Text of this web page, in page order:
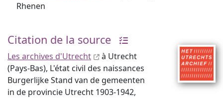
Rhenen
Citation de la source
Les archives d'Utrecht
à Utrecht
(Pays-Bas), L'état civil des naissances
Burgerlijke Stand van de gemeenten
in de provincie Utrecht 1903-1942,